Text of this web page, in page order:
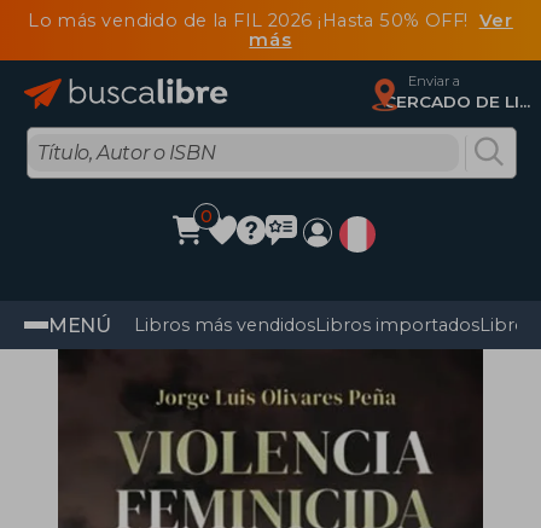
Lo más vendido de la FIL 2026 ¡Hasta 50% OFF! Ver
más
Enviar a
CERCADO DE LIMA, Lima
0
MENÚ Libros más vendidosLibros importadosLibros